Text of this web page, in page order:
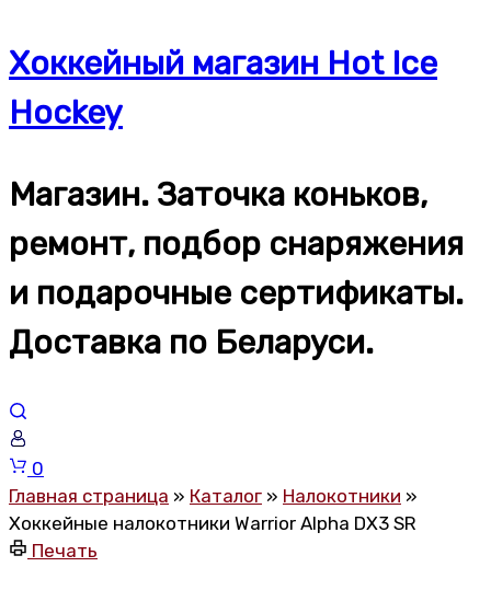
Хоккейный магазин Hot Ice
Hockey
Магазин. Заточка коньков,
ремонт, подбор снаряжения
и подарочные сертификаты.
Доставка по Беларуси.
Корзина
0
Главная страница » Каталог » Налокотники »
Хоккейные налокотники Warrior Alpha DX3 SR
Печать